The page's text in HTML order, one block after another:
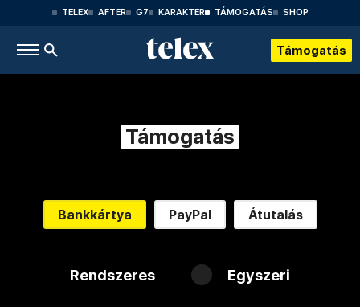
TELEX AFTER G7 KARAKTER TÁMOGATÁS SHOP
Támogatás
Támogatás
Bankkártya PayPal Átutalás
Rendszeres Egyszeri